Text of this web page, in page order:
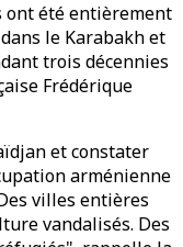
ont été entièrement
le Karabakh et
trois décennies
Frédérique
et constater
arménienne
villes entières
vandalisés. Des